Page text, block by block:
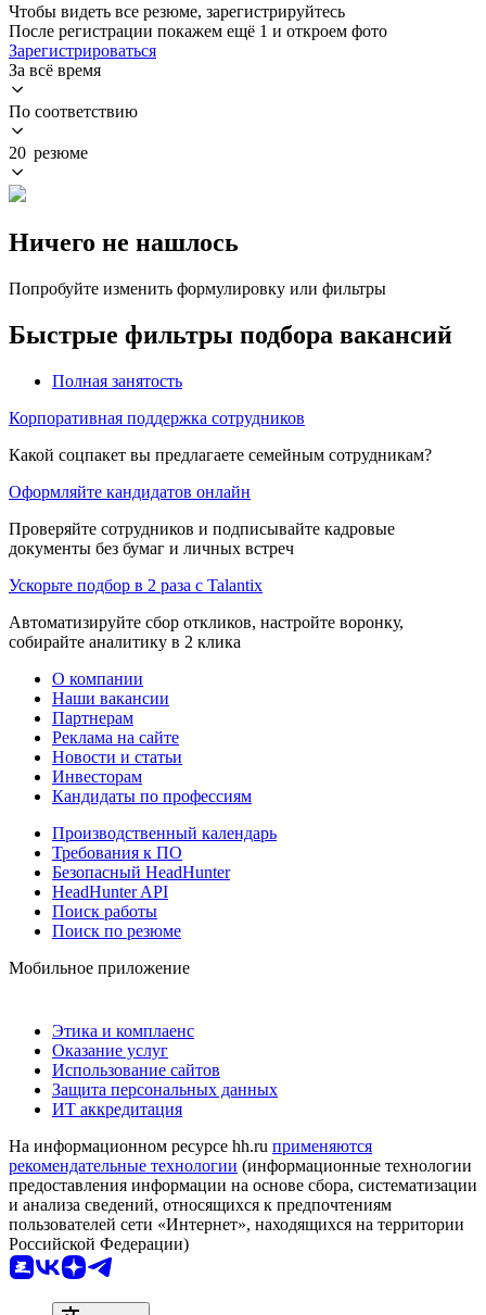
Чтобы видеть все резюме, зарегистрируйтесь
После регистрации покажем ещё 1 и откроем фото
Зарегистрироваться
За всё время
По соответствию
20 резюме
Ничего не нашлось
Попробуйте изменить формулировку или фильтры
Быстрые фильтры подбора вакансий
Полная занятость
Корпоративная поддержка сотрудников
Какой соцпакет вы предлагаете семейным сотрудникам?
Оформляйте кандидатов онлайн
Проверяйте сотрудников и подписывайте кадровые
документы без бумаг и личных встреч
Ускорьте подбор в 2 раза с Talantix
Автоматизируйте сбор откликов, настройте воронку,
собирайте аналитику в 2 клика
О компании
Наши вакансии
Партнерам
Реклама на сайте
Новости и статьи
Инвесторам
Кандидаты по профессиям
Производственный календарь
Требования к ПО
Безопасный HeadHunter
HeadHunter API
Поиск работы
Поиск по резюме
Мобильное приложение
Этика и комплаенс
Оказание услуг
Использование сайтов
Защита персональных данных
ИТ аккредитация
На информационном ресурсе hh.ru применяются
рекомендательные технологии (информационные технологии
предоставления информации на основе сбора, систематизации
и анализа сведений, относящихся к предпочтениям
пользователей сети «Интернет», находящихся на территории
Российской Федерации)